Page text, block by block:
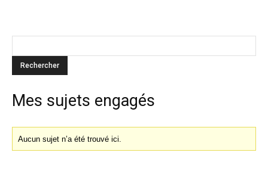
Mes sujets engagés
Aucun sujet n’a été trouvé ici.